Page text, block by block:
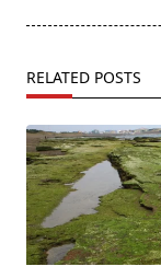
RELATED POSTS